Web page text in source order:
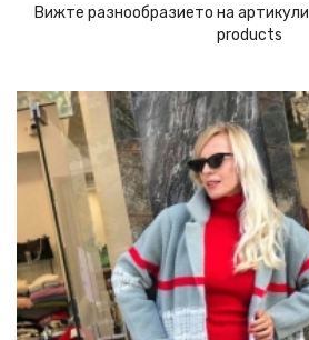
Вижте разнообразието на
products